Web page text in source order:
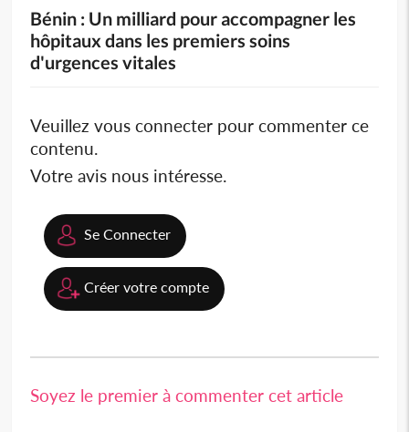
Bénin : Un milliard pour accompagner les
hôpitaux dans les premiers soins
d'urgences vitales
Veuillez vous connecter pour commenter ce
contenu.
Votre avis nous intéresse.
Se Connecter
Créer votre compte
Soyez le premier à commenter cet article